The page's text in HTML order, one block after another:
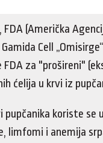
FDA (Američka
Cell
za "prošireni"
ćelija u krvi iz
pupčanika koriste
limfomi i anemija